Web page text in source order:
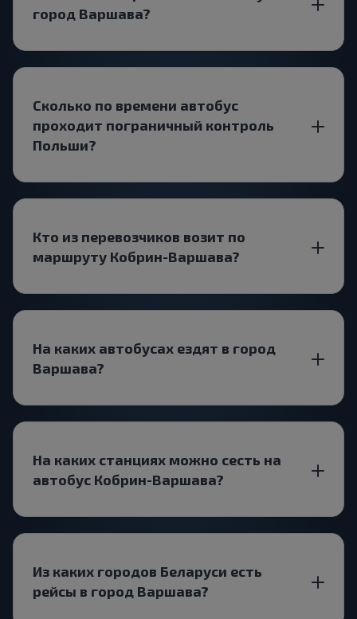
город Варшава?
Сколько по времени автобус
проходит пограничный контроль
Польши?
Кто из перевозчиков возит по
маршруту Кобрин-Варшава?
На каких автобусах ездят в город
Варшава?
На каких станциях можно сесть на
автобус Кобрин-Варшава?
Из каких городов Беларуси есть
рейсы в город Варшава?